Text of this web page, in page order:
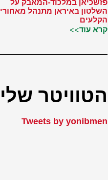
פזשכיאן במלכוד-המאבק על
השלטון באיראן מתנהל מאחורי
הקלעים
קרא עוד>>
הטוויטר שלי
Tweets by yonibmen